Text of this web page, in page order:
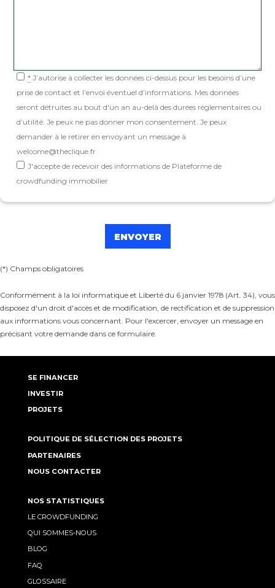
* J’autorise à collecter les données ci-dessus pour les besoins d’une
prise de contact et l’envoi éventuel d’informations. Mes données
seront détruites au bout d'un an au-delà des durées règlementaires ou
d’utilité. Je peux ne pas donner mon consentement. Je peux
demander à le retirer en envoyant un message à
welcome@theclique.fr
J'accepte de recevoir des informations de Plateforme de
crowdfunding immobilier
(*) Champs obligatoires
Conformément à la loi informatique et Liberté du 6 janvier 1978 (Art. 34), vous
disposez d'un droit d'accès et de modification, de rectification et de suppression
aux informations vous concernant. Pour l'excercer, envoyer un message en
précisant votre demande dans ce formulaire.
SE FINANCER
INVESTIR
PROJETS
POLITIQUE DE SÉLECTION DES PROJETS
PARTENAIRES
NOUS CONTACTER
NOS STATISTIQUES
LE CROWDFUNDING
QUI SOMMES-NOUS
BLOG
FAQ
GLOSSAIRE